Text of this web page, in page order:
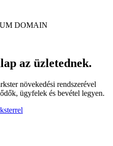
DOMAIN
az üzletednek.
növekedési rendszerével
ügyfelek és bevétel legyen.